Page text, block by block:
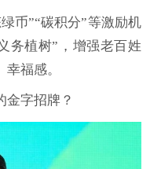
币”“碳积分”等激励机
务植树”，增强老百姓
福感。
金字招牌？